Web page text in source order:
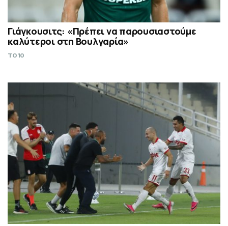
Γιάγκουσιτς: «Πρέπει να παρουσιαστούμε
καλύτεροι στη Βουλγαρία»
TO10